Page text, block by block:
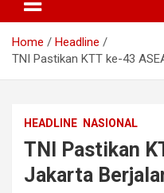
Home
Headline
TNI Pastikan KTT ke-43
HEADLINE NASIONAL
TNI Pastikan
Jakarta